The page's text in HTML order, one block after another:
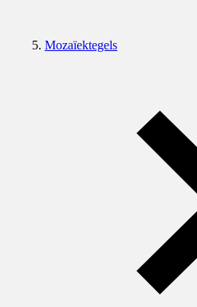
Mozaïektegels